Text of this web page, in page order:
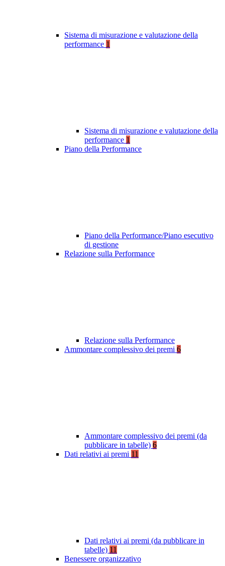
Sistema di misurazione e valutazione della
performance 1
Sistema di misurazione e valutazione della
performance 1
Piano della Performance
Piano della Performance/Piano esecutivo
di gestione
Relazione sulla Performance
Relazione sulla Performance
Ammontare complessivo dei premi 6
Ammontare complessivo dei premi (da
pubblicare in tabelle) 6
Dati relativi ai premi 11
Dati relativi ai premi (da pubblicare in
tabelle) 11
Benessere organizzativo